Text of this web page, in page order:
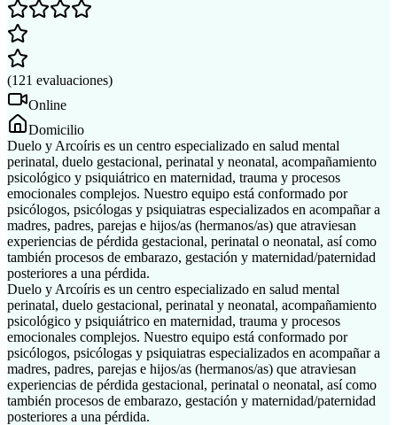
(121 evaluaciones)
Online
Domicilio
Duelo y Arcoíris es un centro especializado en salud mental
perinatal, duelo gestacional, perinatal y neonatal, acompañamiento
psicológico y psiquiátrico en maternidad, trauma y procesos
emocionales complejos. Nuestro equipo está conformado por
psicólogos, psicólogas y psiquiatras especializados en acompañar a
madres, padres, parejas e hijos/as (hermanos/as) que atraviesan
experiencias de pérdida gestacional, perinatal o neonatal, así como
también procesos de embarazo, gestación y maternidad/paternidad
posteriores a una pérdida.
Duelo y Arcoíris es un centro especializado en salud mental
perinatal, duelo gestacional, perinatal y neonatal, acompañamiento
psicológico y psiquiátrico en maternidad, trauma y procesos
emocionales complejos. Nuestro equipo está conformado por
psicólogos, psicólogas y psiquiatras especializados en acompañar a
madres, padres, parejas e hijos/as (hermanos/as) que atraviesan
experiencias de pérdida gestacional, perinatal o neonatal, así como
también procesos de embarazo, gestación y maternidad/paternidad
posteriores a una pérdida.